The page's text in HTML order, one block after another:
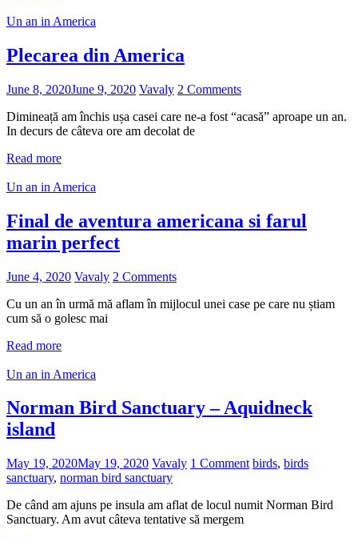
Un an in America
Plecarea din America
June 8, 2020June 9, 2020 Vavaly 2 Comments
Dimineață am închis ușa casei care ne-a fost “acasă” aproape un an.
In decurs de câteva ore am decolat de
Read more
Un an in America
Final de aventura americana si farul
marin perfect
June 4, 2020 Vavaly 2 Comments
Cu un an în urmă mă aflam în mijlocul unei case pe care nu știam
cum să o golesc mai
Read more
Un an in America
Norman Bird Sanctuary – Aquidneck
island
May 19, 2020May 19, 2020 Vavaly 1 Comment birds, birds
sanctuary, norman bird sanctuary
De când am ajuns pe insula am aflat de locul numit Norman Bird
Sanctuary. Am avut câteva tentative să mergem